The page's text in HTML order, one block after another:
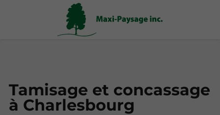
Tamisage et concassage
à Charlesbourg